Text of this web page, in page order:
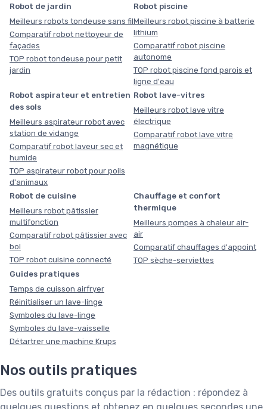
Robot de jardin
Meilleurs robots tondeuse sans fil
Comparatif robot nettoyeur de
façades
TOP robot tondeuse pour petit
jardin
Robot piscine
Meilleurs robot piscine à batterie
lithium
Comparatif robot piscine
autonome
TOP robot piscine fond parois et
ligne d'eau
Robot aspirateur et entretien
des sols
Meilleurs aspirateur robot avec
station de vidange
Comparatif robot laveur sec et
humide
TOP aspirateur robot pour poils
d'animaux
Robot lave-vitres
Meilleurs robot lave vitre
électrique
Comparatif robot lave vitre
magnétique
Robot de cuisine
Meilleurs robot pâtissier
multifonction
Comparatif robot pâtissier avec
bol
TOP robot cuisine connecté
Chauffage et confort
thermique
Meilleurs pompes à chaleur air-
air
Comparatif chauffages d'appoint
TOP sèche-serviettes
Guides pratiques
Temps de cuisson airfryer
Réinitialiser un lave-linge
Symboles du lave-linge
Symboles du lave-vaisselle
Détartrer une machine Krups
Nos outils pratiques
Des outils gratuits conçus par la rédaction : répondez à
quelques questions et obtenez en quelques secondes une